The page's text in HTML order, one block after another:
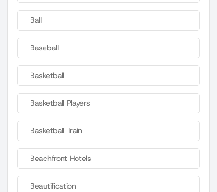
Ball
Baseball
Basketball
Basketball Players
Basketball Train
Beachfront Hotels
Beautification